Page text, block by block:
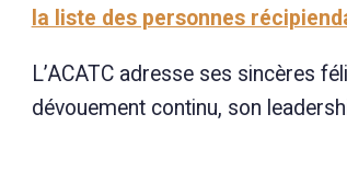
la liste des personnes
L’ACATC adresse ses sincères
dévouement continu, son